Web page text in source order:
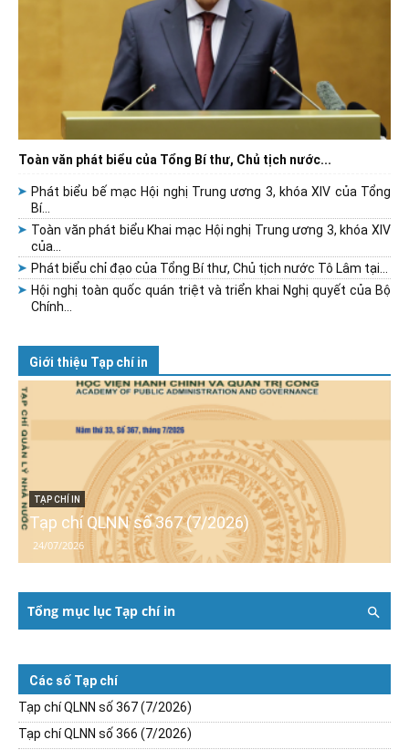
Toàn văn phát biểu của Tổng Bí thư, Chủ tịch nước...
Phát biểu bế mạc Hội nghị Trung ương 3, khóa XIV của Tổng
Bí...
Toàn văn phát biểu Khai mạc Hội nghị Trung ương 3, khóa XIV
của...
Phát biểu chỉ đạo của Tổng Bí thư, Chủ tịch nước Tô Lâm tại...
Hội nghị toàn quốc quán triệt và triển khai Nghị quyết của Bộ
Chính...
Giới thiệu Tạp chí in
TẠP CHÍ IN
Tạp chí QLNN số 367 (7/2026)
24/07/2026
Tổng mục lục Tạp chí in
Các số Tạp chí
Tạp chí QLNN số 367 (7/2026)
Tạp chí QLNN số 366 (7/2026)